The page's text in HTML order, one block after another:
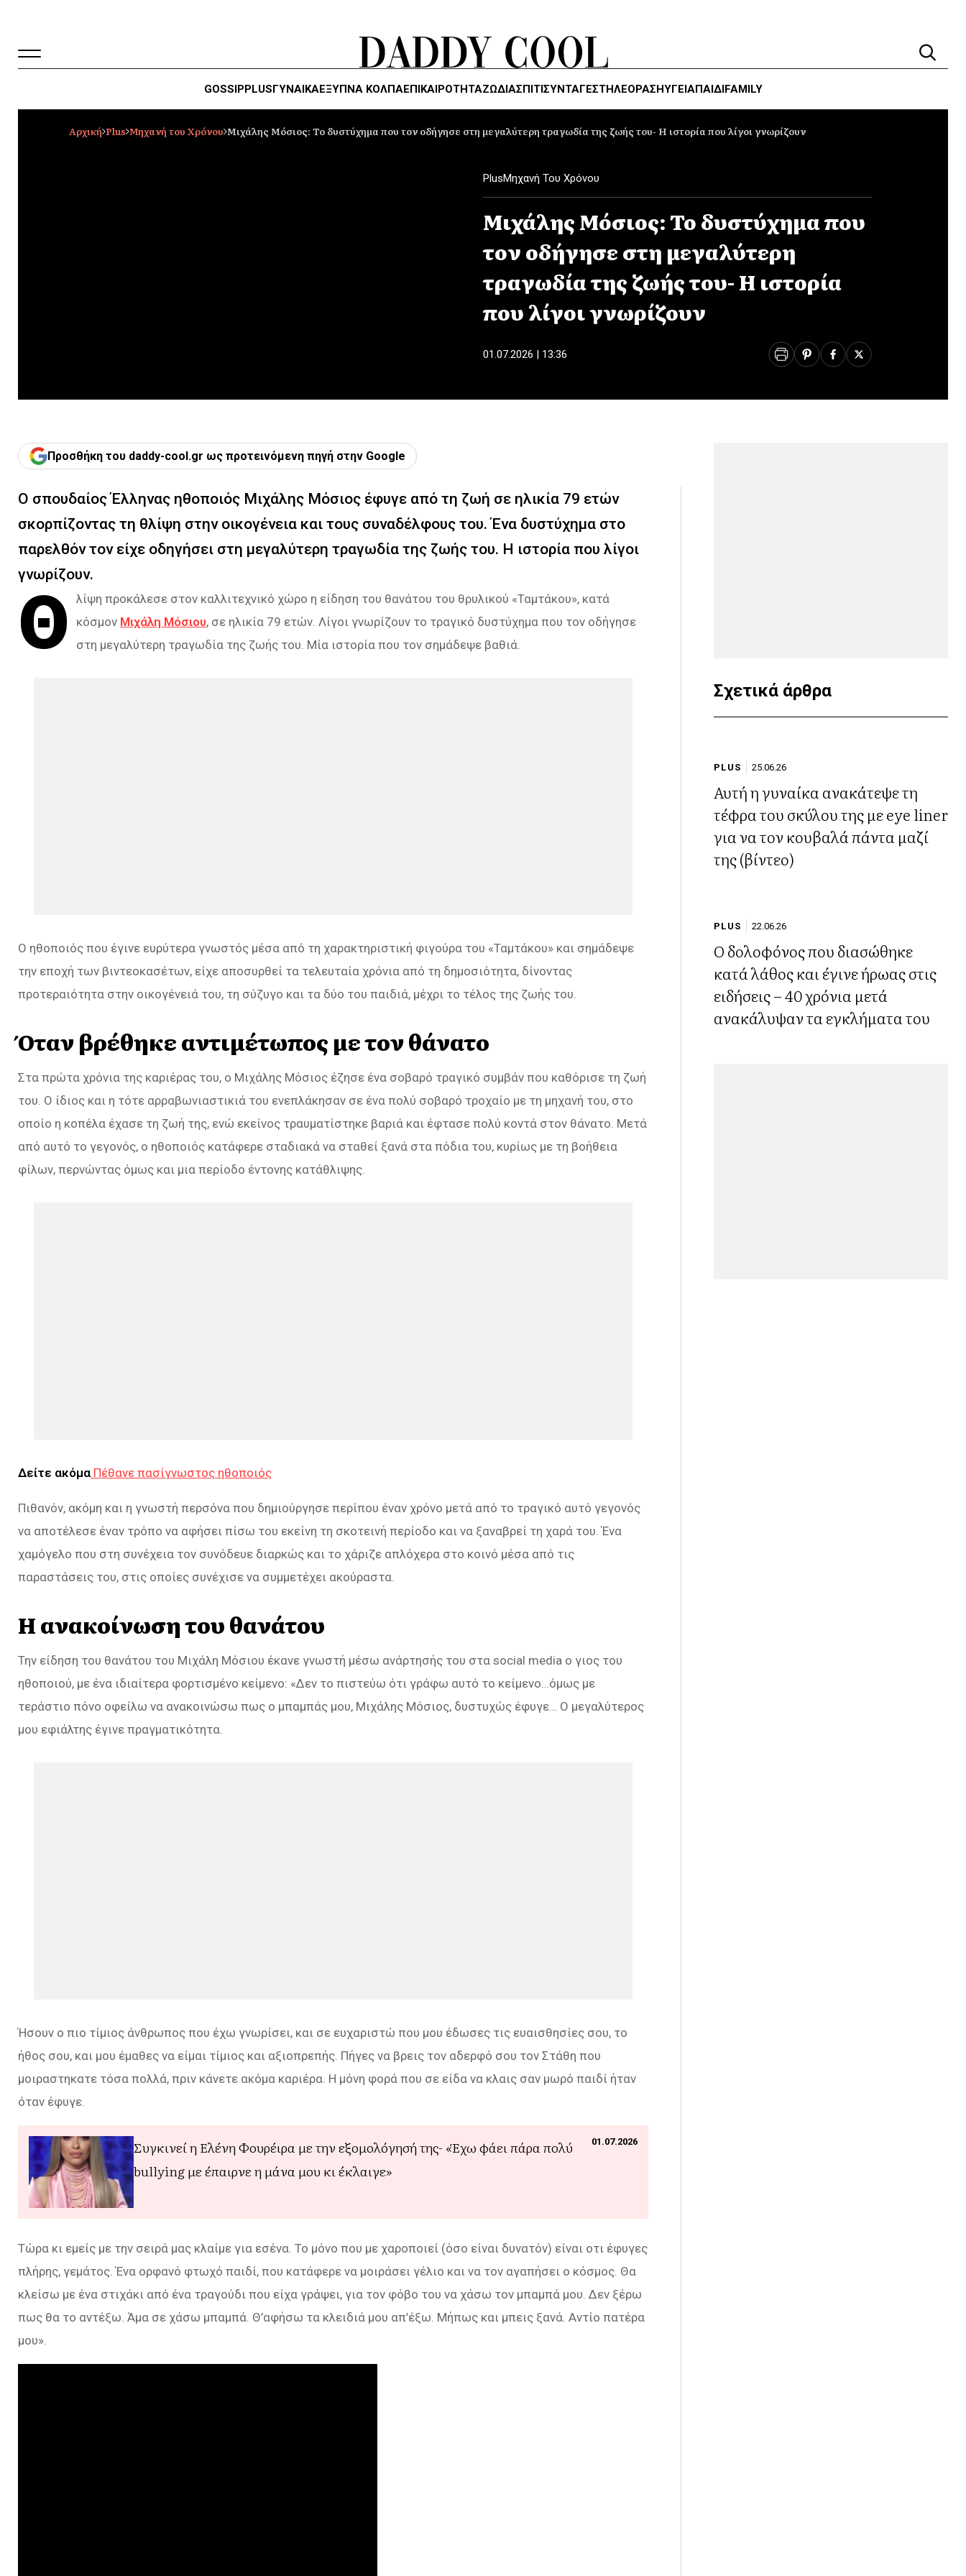
GOSSIPPLUSΓΥΝΑΙΚΑΈΞΥΠΝΑ ΚΌΛΠΑΕΠΙΚΑΙΡΟΤΗΤΑΖΏΔΙΑΣΠΙΤΙΣΥΝΤΑΓΕΣΤΗΛΕΌΡΑΣΗΥΓΕΊΑΠΑΙΔΙFAMILY
Αρχική Plus Μηχανή του Χρόνου Μιχάλης Μόσιος: Το δυστύχημα που τον οδήγησε στη μεγαλύτερη τραγωδία της ζωής του- Η ιστορία που λίγοι γνωρίζουν
PlusΜηχανή Του Χρόνου
Μιχάλης Μόσιος: Το δυστύχημα που
τον οδήγησε στη μεγαλύτερη
τραγωδία της ζωής του- Η ιστορία
που λίγοι γνωρίζουν
01.07.2026 | 13:36
Προσθήκη του daddy-cool.gr ως προτεινόμενη πηγή στην Google
Ο σπουδαίος Έλληνας ηθοποιός Μιχάλης Μόσιος έφυγε από τη ζωή σε ηλικία 79 ετών
σκορπίζοντας τη θλίψη στην οικογένεια και τους συναδέλφους του. Ένα δυστύχημα στο
παρελθόν τον είχε οδηγήσει στη μεγαλύτερη τραγωδία της ζωής του. Η ιστορία που λίγοι
γνωρίζουν.
Θ
λίψη προκάλεσε στον καλλιτεχνικό χώρο η είδηση του θανάτου του θρυλικού «Ταμτάκου», κατά
κόσμον Μιχάλη Μόσιου, σε ηλικία 79 ετών. Λίγοι γνωρίζουν το τραγικό δυστύχημα που τον οδήγησε
στη μεγαλύτερη τραγωδία της ζωής του. Μία ιστορία που τον σημάδεψε βαθιά.
Ο ηθοποιός που έγινε ευρύτερα γνωστός μέσα από τη χαρακτηριστική φιγούρα του «Ταμτάκου» και σημάδεψε
την εποχή των βιντεοκασέτων, είχε αποσυρθεί τα τελευταία χρόνια από τη δημοσιότητα, δίνοντας
προτεραιότητα στην οικογένειά του, τη σύζυγο και τα δύο του παιδιά, μέχρι το τέλος της ζωής του.
Όταν βρέθηκε αντιμέτωπος με τον θάνατο
Στα πρώτα χρόνια της καριέρας του, ο Μιχάλης Μόσιος έζησε ένα σοβαρό τραγικό συμβάν που καθόρισε τη ζωή
του. Ο ίδιος και η τότε αρραβωνιαστικιά του ενεπλάκησαν σε ένα πολύ σοβαρό τροχαίο με τη μηχανή του, στο
οποίο η κοπέλα έχασε τη ζωή της, ενώ εκείνος τραυματίστηκε βαριά και έφτασε πολύ κοντά στον θάνατο. Μετά
από αυτό το γεγονός, ο ηθοποιός κατάφερε σταδιακά να σταθεί ξανά στα πόδια του, κυρίως με τη βοήθεια
φίλων, περνώντας όμως και μια περίοδο έντονης κατάθλιψης.
Δείτε ακόμα Πέθανε πασίγνωστος ηθοποιός
Πιθανόν, ακόμη και η γνωστή περσόνα που δημιούργησε περίπου έναν χρόνο μετά από το τραγικό αυτό γεγονός
να αποτέλεσε έναν τρόπο να αφήσει πίσω του εκείνη τη σκοτεινή περίοδο και να ξαναβρεί τη χαρά του. Ένα
χαμόγελο που στη συνέχεια τον συνόδευε διαρκώς και το χάριζε απλόχερα στο κοινό μέσα από τις
παραστάσεις του, στις οποίες συνέχισε να συμμετέχει ακούραστα.
Η ανακοίνωση του θανάτου
Την είδηση του θανάτου του Μιχάλη Μόσιου έκανε γνωστή μέσω ανάρτησής του στα social media ο γιος του
ηθοποιού, με ένα ιδιαίτερα φορτισμένο κείμενο: «Δεν το πιστεύω ότι γράφω αυτό το κείμενο…όμως με
τεράστιο πόνο οφείλω να ανακοινώσω πως ο μπαμπάς μου, Μιχάλης Μόσιος, δυστυχώς έφυγε… Ο μεγαλύτερος
μου εφιάλτης έγινε πραγματικότητα.
Ήσουν ο πιο τίμιος άνθρωπος που έχω γνωρίσει, και σε ευχαριστώ που μου έδωσες τις ευαισθησίες σου, το
ήθος σου, και μου έμαθες να είμαι τίμιος και αξιοπρεπής. Πήγες να βρεις τον αδερφό σου τον Στάθη που
μοιραστηκατε τόσα πολλά, πριν κάνετε ακόμα καριέρα. Η μόνη φορά που σε είδα να κλαις σαν μωρό παιδί ήταν
όταν έφυγε.
01.07.2026
Συγκινεί η Ελένη Φουρέιρα με την εξομολόγησή της- «Έχω φάει πάρα πολύ
bullying με έπαιρνε η μάνα μου κι έκλαιγε»
Τώρα κι εμείς με την σειρά μας κλαίμε για εσένα. Το μόνο που με χαροποιεί (όσο είναι δυνατόν) είναι οτι έφυγες
πλήρης, γεμάτος. Ένα ορφανό φτωχό παιδί, που κατάφερε να μοιράσει γέλιο και να τον αγαπήσει ο κόσμος. Θα
κλείσω με ένα στιχάκι από ένα τραγούδι που είχα γράψει, για τον φόβο του να χάσω τον μπαμπά μου. Δεν ξέρω
πως θα το αντέξω. Άμα σε χάσω μπαμπά. Θ’αφήσω τα κλειδιά μου απ’έξω. Μήπως και μπεις ξανά. Αντίο πατέρα
μου».
Σχετικά άρθρα
PLUS 25.06.26
Αυτή η γυναίκα ανακάτεψε τη
τέφρα του σκύλου της με eye liner
για να τον κουβαλά πάντα μαζί
της (βίντεο)
PLUS 22.06.26
Ο δολοφόνος που διασώθηκε
κατά λάθος και έγινε ήρωας στις
ειδήσεις – 40 χρόνια μετά
ανακάλυψαν τα εγκλήματα του